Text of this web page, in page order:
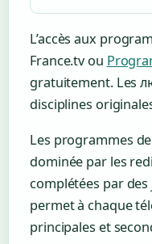
L’accès aux
France.tv ou
gratuitement. Les
disciplines
Les programmes
dominée par les
complétées par
permet à chaque
principales et